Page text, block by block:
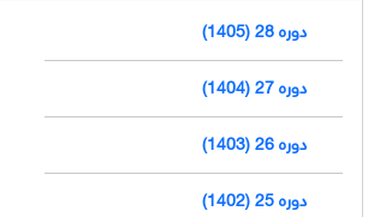
دوره 28 (1405)
دوره 27 (1404)
دوره 26 (1403)
دوره 25 (1402)